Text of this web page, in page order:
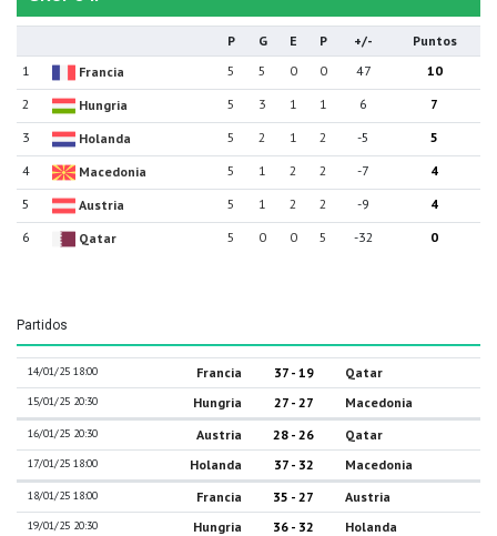
P G E P +/-
Puntos
1
Francia 5 5 0 0 47
10
2
Hungria 5 3 1 1 6
7
3
Holanda 5 2 1 2 -5
5
4
Macedonia 5 1 2 2 -7
4
5
Austria 5 1 2 2 -9
4
6
Qatar 5 0 0 5 -32 0
Partidos
14/01/25 18:00 Francia 37 - 19 Qatar
15/01/25 20:30 Hungria 27 - 27 Macedonia
16/01/25 20:30 Austria 28 - 26 Qatar
17/01/25 18:00 Holanda 37 - 32 Macedonia
18/01/25 18:00 Francia 35 - 27 Austria
19/01/25 20:30 Hungria 36 - 32 Holanda